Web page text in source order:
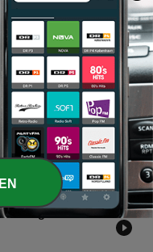
– ”Man er som
spild? – BYG
vej – hvordan får
teologi til